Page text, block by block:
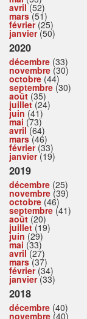
avril(52)
mars(51)
février(25)
janvier(50)
2020
décembre (33)
novembre (30)
octobre (44)
septembre (30)
août (35)
juillet(24)
juin (41)
mai (73)
avril(64)
mars(46)
février(33)
janvier(19)
2019
décembre (25)
novembre (39)
octobre (46)
septembre (41)
août (20)
juillet(19)
juin (29)
mai (33)
avril(27)
mars(37)
février(34)
janvier(33)
2018
décembre (40)
novembre (40)